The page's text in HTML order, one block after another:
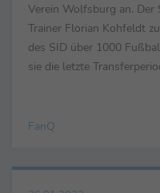
Verein Wolfsburg an. Der
Trainer Florian Kohfeldt
des SID über 1000
sie die letzte
FanQ